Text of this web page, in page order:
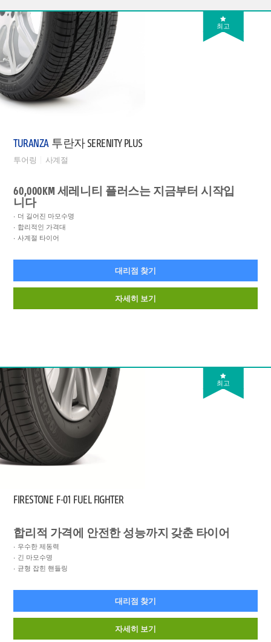
최고
TURANZA 투란자 SERENITY PLUS
투어링 사계절
60,000KM 세레니티 플러스는 지금부터 시작입
니다
더 길어진 마모수명
합리적인 가격대
사계절 타이어
대리점 찾기
자세히 보기
최고
FIRESTONE F-01 FUEL FIGHTER
합리적 가격에 안전한 성능까지 갖춘 타이어
우수한 제동력
긴 마모수명
균형 잡힌 핸들링
대리점 찾기
자세히 보기